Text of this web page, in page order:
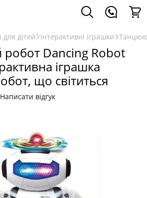
дітей Інтерактивні іграшки
Dancing Robot
іграшка
що світиться
Написати відгук